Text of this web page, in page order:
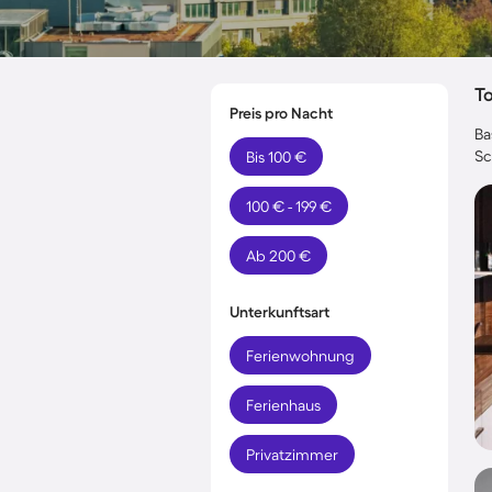
Preis pro Nacht
Bis 100 €
100 € - 199 €
Ab 200 €
Unterkunftsart
Ferienwohnung
Ferienhaus
Privatzimmer